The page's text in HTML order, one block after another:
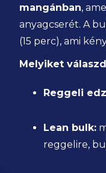
mangánban,
anyagcserét. A
(15 perc), ami
Melyiket
Reggeli
Lean bulk:
reggelire,